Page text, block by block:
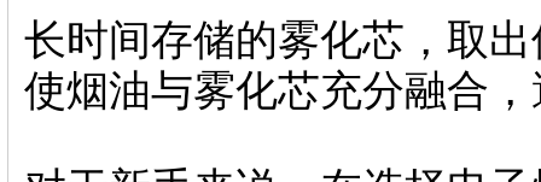
长时间存储的雾化芯，取
使烟油与雾化芯充分融合